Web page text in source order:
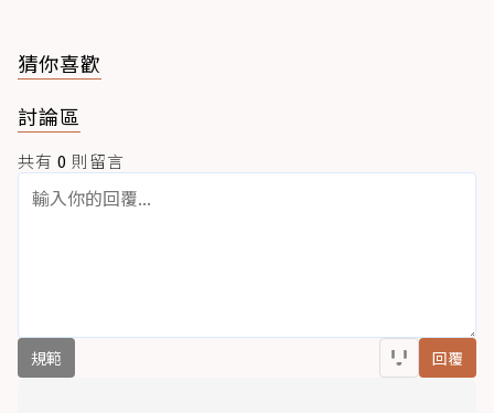
猜你喜歡
討論區
共有 0 則留言
規範 回覆